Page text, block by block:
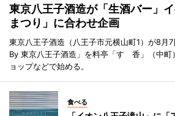
東京八王子酒造が「生酒バー」
まつり」に合わせ企画
東京八王子酒造（八王子市元横山町1）が8月
By 東京八王子酒造」を料亭「すゞ香」（中
ョップなどで始める。
食べる